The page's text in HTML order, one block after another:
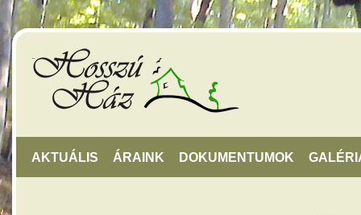
AKTUÁLIS ÁRAINK DOKUMENTUMOK